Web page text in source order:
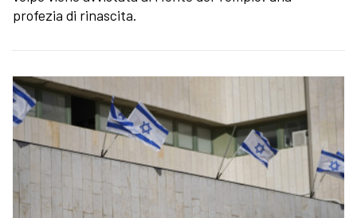
profezia di rinascita.